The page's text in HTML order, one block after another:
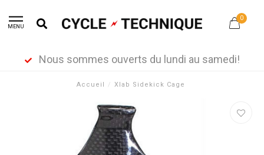
MENU
0
Nous sommes ouverts du lundi au samedi!
Accueil / Xlab Sidekick Cage